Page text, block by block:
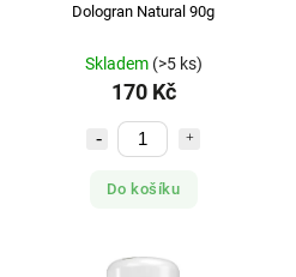
Dologran Natural 90g
Skladem (>5 ks)
170 Kč
Do košíku